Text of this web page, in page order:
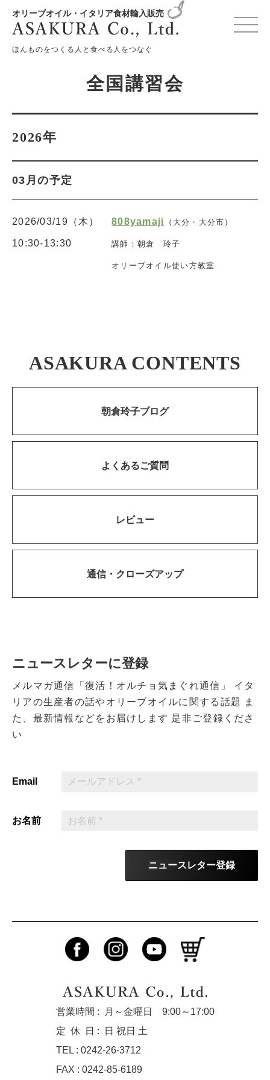
オリーブオイル・イタリア食材輸入販売
ほんものをつくる人と食べる人をつなぐ
変更確認プレビュー
全国講習会
2026年
03月の予定
2026/03/19（木）
10:30-13:30
808yamaji （大分・大分市）
講師：朝倉 玲子
オリーブオイル使い方教室
ASAKURA CONTENTS
朝倉玲子ブログ
よくあるご質問
レビュー
通信・ クローズアップ
ニュースレターに登録
メルマガ通信「復活！オルチョ気まぐれ通信」
イタ
リアの生産者の話やオリーブオイルに関する話題
ま
た、最新情報などをお届けします 是非ご登録くださ
い
Email
お名前
ニュースレター登録
営業時間 :
月～金曜日 9:00～17:00
定休
日 :
日 祝日 土
TEL : 0242-26-3712
FAX : 0242-85-6189